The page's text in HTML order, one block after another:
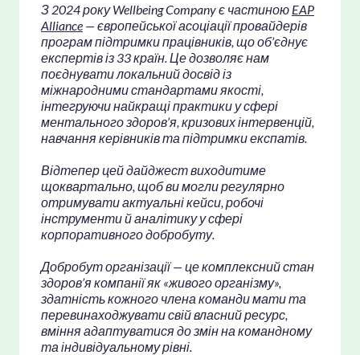
З 2024 року Wellbeing Company є частиною EAP
Alliance — європейської асоціації провайдерів
програм підтримки працівників, що об’єднує
експертів із 33 країн. Це дозволяє нам
поєднувати локальний досвід із
міжнародними стандартами якості,
інтегруючи найкращі практики у сфері
ментального здоров’я, кризових інтервенцій,
навчання керівників та підтримки експатів.
Відтепер цей дайджест виходитиме
щоквартально, щоб ви могли регулярно
отримувати актуальні кейси, робочі
інструменти й аналітику у сфері
корпоративного добробуту.
Добробут організації — це комплексний стан
здоров’я компанії як «живого організму»,
здатність кожного члена команди мати та
перевинаходжувати свій власний ресурс,
вміння адаптуватися до змін на командному
та індивідуальному рівні.